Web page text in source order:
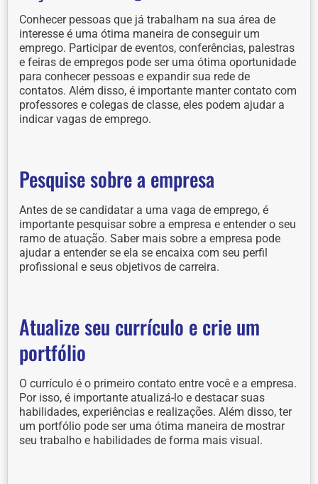
Conhecer pessoas que já trabalham na sua área de
interesse é uma ótima maneira de conseguir um
emprego. Participar de eventos, conferências, palestras
e feiras de empregos pode ser uma ótima oportunidade
para conhecer pessoas e expandir sua rede de
contatos. Além disso, é importante manter contato com
professores e colegas de classe, eles podem ajudar a
indicar vagas de emprego.
Pesquise sobre a empresa
Antes de se candidatar a uma vaga de emprego, é
importante pesquisar sobre a empresa e entender o seu
ramo de atuação. Saber mais sobre a empresa pode
ajudar a entender se ela se encaixa com seu perfil
profissional e seus objetivos de carreira.
Atualize seu currículo e crie um
portfólio
O currículo é o primeiro contato entre você e a empresa.
Por isso, é importante atualizá-lo e destacar suas
habilidades, experiências e realizações. Além disso, ter
um portfólio pode ser uma ótima maneira de mostrar
seu trabalho e habilidades de forma mais visual.